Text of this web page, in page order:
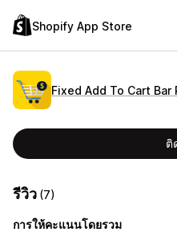
Shopify App Store
Fixed Add To Cart Bar
ติ
รีวิว (7)
การให้คะแนนโดยรวม